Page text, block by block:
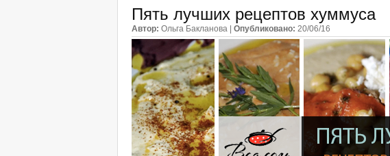
Пять лучших рецептов хуммуса
Автор: Ольга Бакланова | Опубликовано: 20/06/16